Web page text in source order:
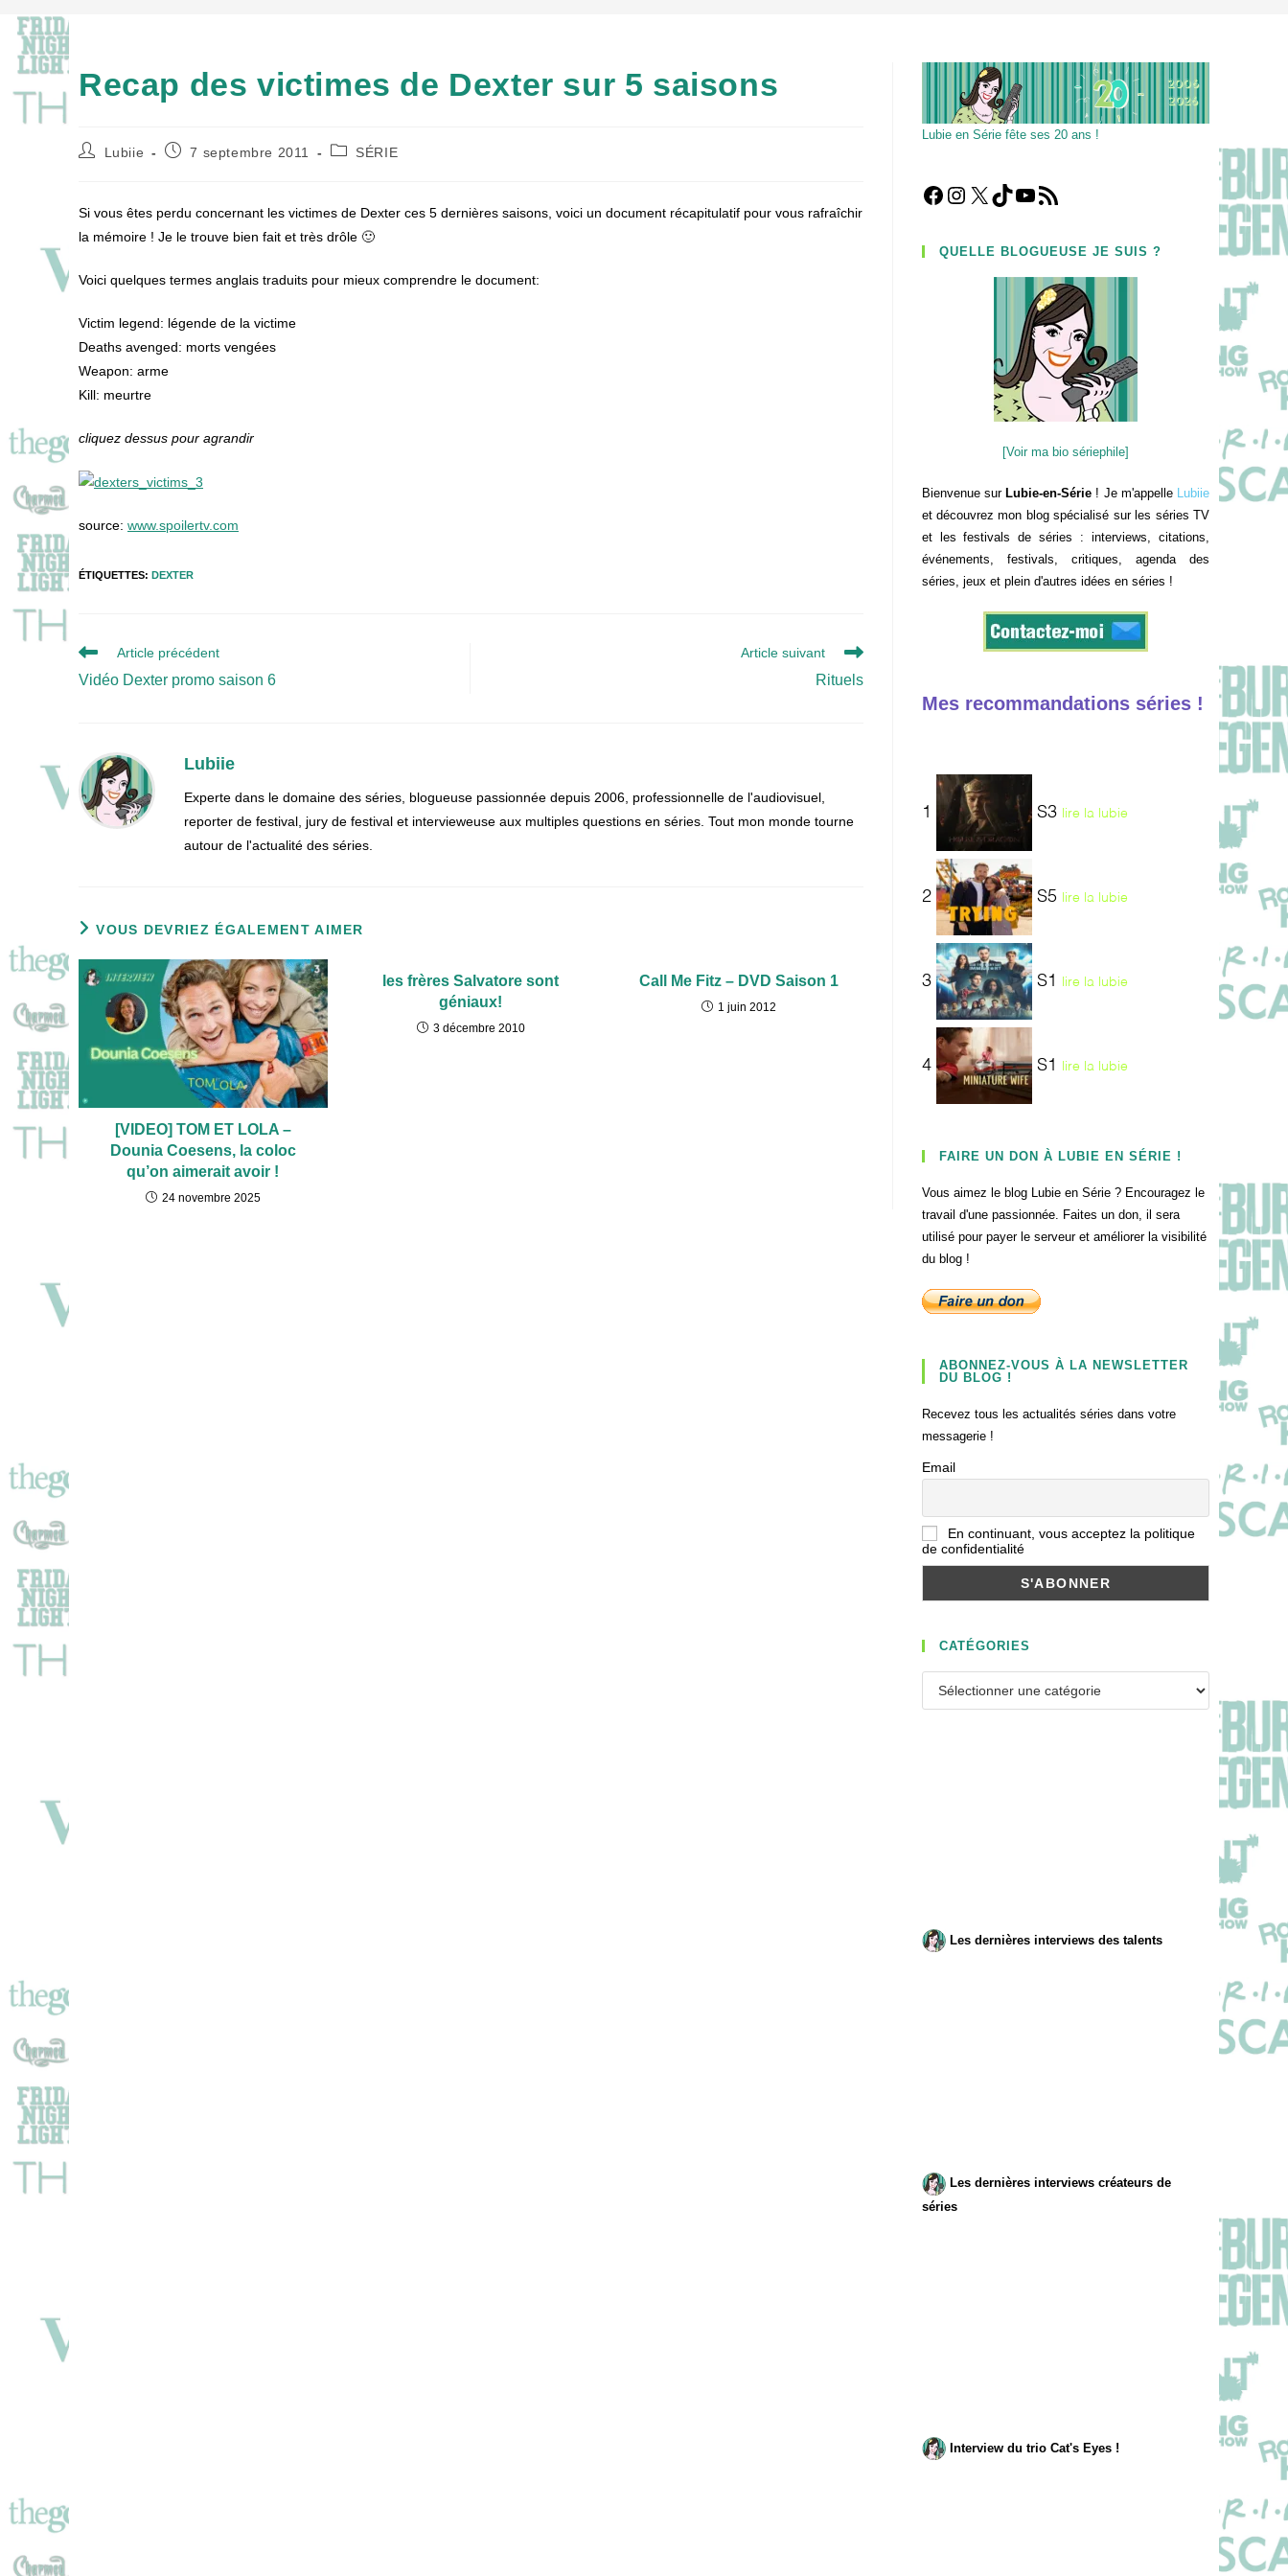
Recap des victimes de Dexter sur 5 saisons
Auteur/autrice
Lubiie
Publication
7 septembre 2011
PostSÉRIE
Si vous êtes perdu concernant les victimes de Dexter ces 5 dernières saisons, voici un document récapitulatif pour vous rafraîchir
la mémoire ! Je le trouve bien fait et très drôle 🙂
Voici quelques termes anglais traduits pour mieux comprendre le document:
Victim legend: légende de la victime
Deaths avenged: morts vengées
Weapon: arme
Kill: meurtre
cliquez dessus pour agrandir
source: www.spoilertv.com
ÉTIQUETTES: DEXTER
Read
articles
Article précédent
Vidéo Dexter promo saison 6
Article suivant
Rituels
Lubiie
Experte dans le domaine des séries, blogueuse passionnée depuis 2006, professionnelle de l'audiovisuel,
reporter de festival, jury de festival et intervieweuse aux multiples questions en séries. Tout mon monde tourne
autour de l'actualité des séries.
VOUS DEVRIEZ ÉGALEMENT AIMER
[VIDEO] TOM ET LOLA –
Dounia Coesens, la coloc
qu’on aimerait avoir !
24 novembre 2025
les frères Salvatore sont
géniaux!
3 décembre 2010
Call Me Fitz – DVD Saison 1
1 juin 2012
Lubie en Série fête ses 20 ans !
Facebook
Instagram
X TikTokYouTube
Flux RSS
QUELLE BLOGUEUSE JE SUIS ?
[Voir ma bio sériephile]
Bienvenue sur Lubie-en-Série ! Je m'appelle Lubiie
et découvrez mon blog spécialisé sur les séries TV
et les festivals de séries : interviews, citations,
événements, festivals, critiques, agenda des
séries, jeux et plein d'autres idées en séries !
Mes recommandations séries !
1 S3 lire la lubie
2 S5 lire la lubie
3 S1 lire la lubie
4 S1 lire la lubie
FAIRE UN DON À LUBIE EN SÉRIE !
Vous aimez le blog Lubie en Série ? Encouragez le
travail d'une passionnée. Faites un don, il sera
utilisé pour payer le serveur et améliorer la visibilité
du blog !
ABONNEZ-VOUS À LA NEWSLETTER
DU BLOG !
Recevez tous les actualités séries dans votre
messagerie !
Email
En continuant, vous acceptez la politique
de confidentialité
CATÉGORIES
Les dernières interviews des talents
Les dernières interviews créateurs de
séries
Interview du trio Cat's Eyes !